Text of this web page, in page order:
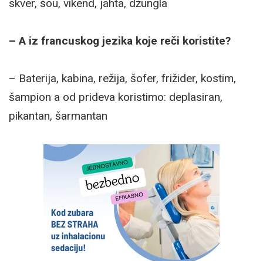
skver, šou, vikend, jahta, džungla
– A iz francuskog jezika koje reči koristite?
– Baterija, kabina, režija, šofer, frižider, kostim,
šampion a od prideva koristimo: deplasiran,
pikantan, šarmantan